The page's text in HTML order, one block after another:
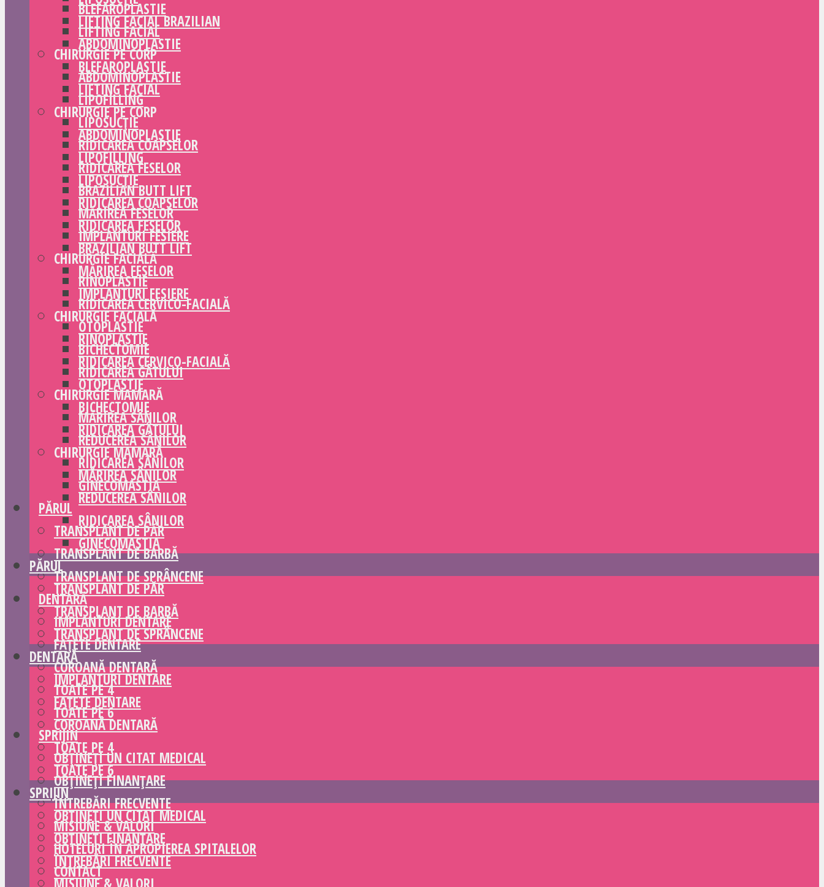
BLEFAROPLASTIE
LIFTING FACIAL
CHIRURGIE PE CORP
ABDOMINOPLASTIE
LIPOFILLING
LIPOSUCȚIE
RIDICAREA COAPSELOR
RIDICAREA FESELOR
BRAZILIAN BUTT LIFT
MĂRIREA FESELOR
IMPLANTURI FESIERE
CHIRURGIE FACIALĂ
RINOPLASTIE
RIDICAREA CERVICO-FACIALĂ
OTOPLASTIE
BICHECTOMIE
RIDICAREA GÂTULUI
CHIRURGIE MAMARĂ
MĂRIREA SÂNILOR
REDUCEREA SÂNILOR
RIDICAREA SÂNILOR
GINECOMASTIA
PĂRUL
TRANSPLANT DE PĂR
TRANSPLANT DE BARBĂ
TRANSPLANT DE SPRÂNCENE
DENTARĂ
IMPLANTURI DENTARE
FAȚETE DENTARE
COROANĂ DENTARĂ
TOATE PE 4
TOATE PE 6
SPRIJIN
OBȚINEȚI UN CITAT MEDICAL
OBȚINEȚI FINANȚARE
ÎNTREBĂRI FRECVENTE
MISIUNE & VALORI
HOTELURI ÎN APROPIEREA SPITALELOR
CONTACT
LIFTING FACIAL BRAZILIAN
ABDOMINOPLASTIE
BLEFAROPLASTIE
LIFTING FACIAL
CHIRURGIE PE CORP
ABDOMINOPLASTIE
LIPOFILLING
LIPOSUCȚIE
RIDICAREA COAPSELOR
RIDICAREA FESELOR
BRAZILIAN BUTT LIFT
MĂRIREA FESELOR
IMPLANTURI FESIERE
CHIRURGIE FACIALĂ
RINOPLASTIE
RIDICAREA CERVICO-FACIALĂ
OTOPLASTIE
BICHECTOMIE
RIDICAREA GÂTULUI
CHIRURGIE MAMARĂ
MĂRIREA SÂNILOR
REDUCEREA SÂNILOR
RIDICAREA SÂNILOR
GINECOMASTIA
PĂRUL
TRANSPLANT DE PĂR
TRANSPLANT DE BARBĂ
TRANSPLANT DE SPRÂNCENE
DENTARĂ
IMPLANTURI DENTARE
FAȚETE DENTARE
COROANĂ DENTARĂ
TOATE PE 4
TOATE PE 6
SPRIJIN
OBȚINEȚI UN CITAT MEDICAL
OBȚINEȚI FINANȚARE
ÎNTREBĂRI FRECVENTE